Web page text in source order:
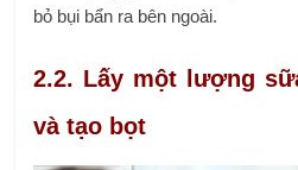
bỏ bụi bẩn ra bên ngoài.
2.2. Lấy một lượng
và tạo bọt